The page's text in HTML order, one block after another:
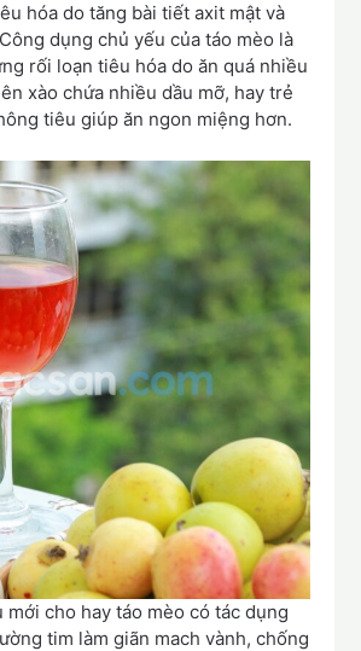
hóa do tăng bài tiết axit mật và
dụng chủ yếu của táo mèo là
rối loạn tiêu hóa do ăn quá nhiều
xào chứa nhiều dầu mỡ, hay trẻ
tiêu giúp ăn ngon miệng hơn.
mới cho hay táo mèo có tác dụng
tim làm giãn mach vành, chống